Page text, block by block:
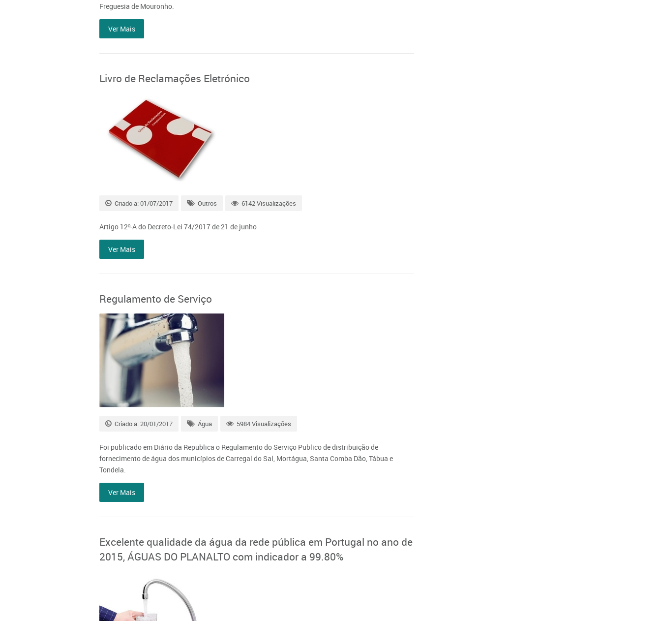
Freguesia de Mouronho.
Ver Mais
Livro de Reclamações Eletrónico
Criado a: 01/07/2017 Outros 6142 Visualizações
Artigo 12º-A do Decreto-Lei 74/2017 de 21 de junho
Ver Mais
Regulamento de Serviço
Criado a: 20/01/2017 Água 5984 Visualizações
Foi publicado em Diário da Republica o Regulamento do Serviço Publico de distribuição de
fornecimento de água dos municípios de Carregal do Sal, Mortágua, Santa Comba Dão, Tábua e
Tondela.
Ver Mais
Excelente qualidade da água da rede pública em Portugal no ano de
2015, ÁGUAS DO PLANALTO com indicador a 99.80%